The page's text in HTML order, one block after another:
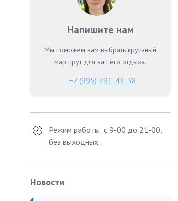
Напишите нам
Мы поможем вам выбрать круизный
маршрут для вашего отдыха.
+7 (995) 791-43-38
Режим работы: с 9-00 до 21-00,
без выходных
Новости